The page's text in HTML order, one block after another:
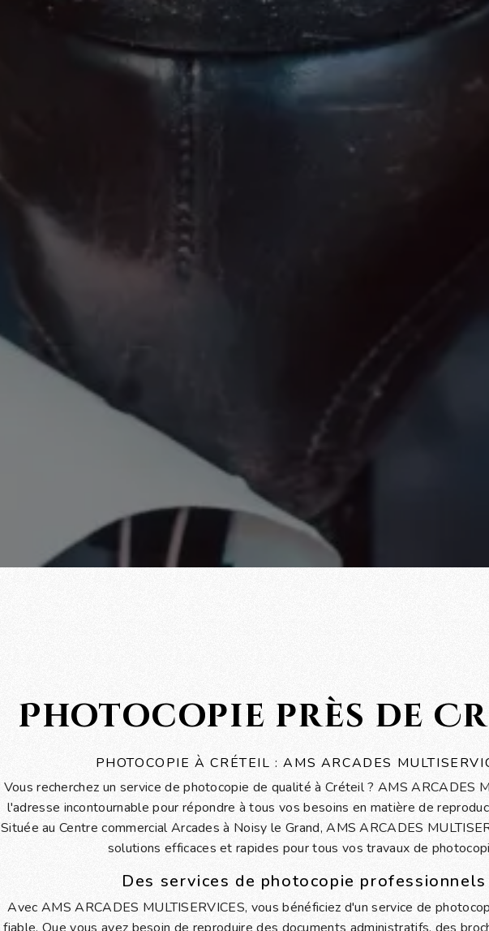
Photocopie près de
PHOTOCOPIE À CRÉTEIL : AMS ARCADES
Vous recherchez un service de photocopie de qualité à Créteil ? AMS ARCADES
l'adresse incontournable pour répondre à tous vos besoins en matière de
Située au Centre commercial Arcades à Noisy le Grand, AMS ARCADES
solutions efficaces et rapides pour tous vos travaux de
Des services de photocopie professionnels
Avec AMS ARCADES MULTISERVICES, vous bénéficiez d'un service de